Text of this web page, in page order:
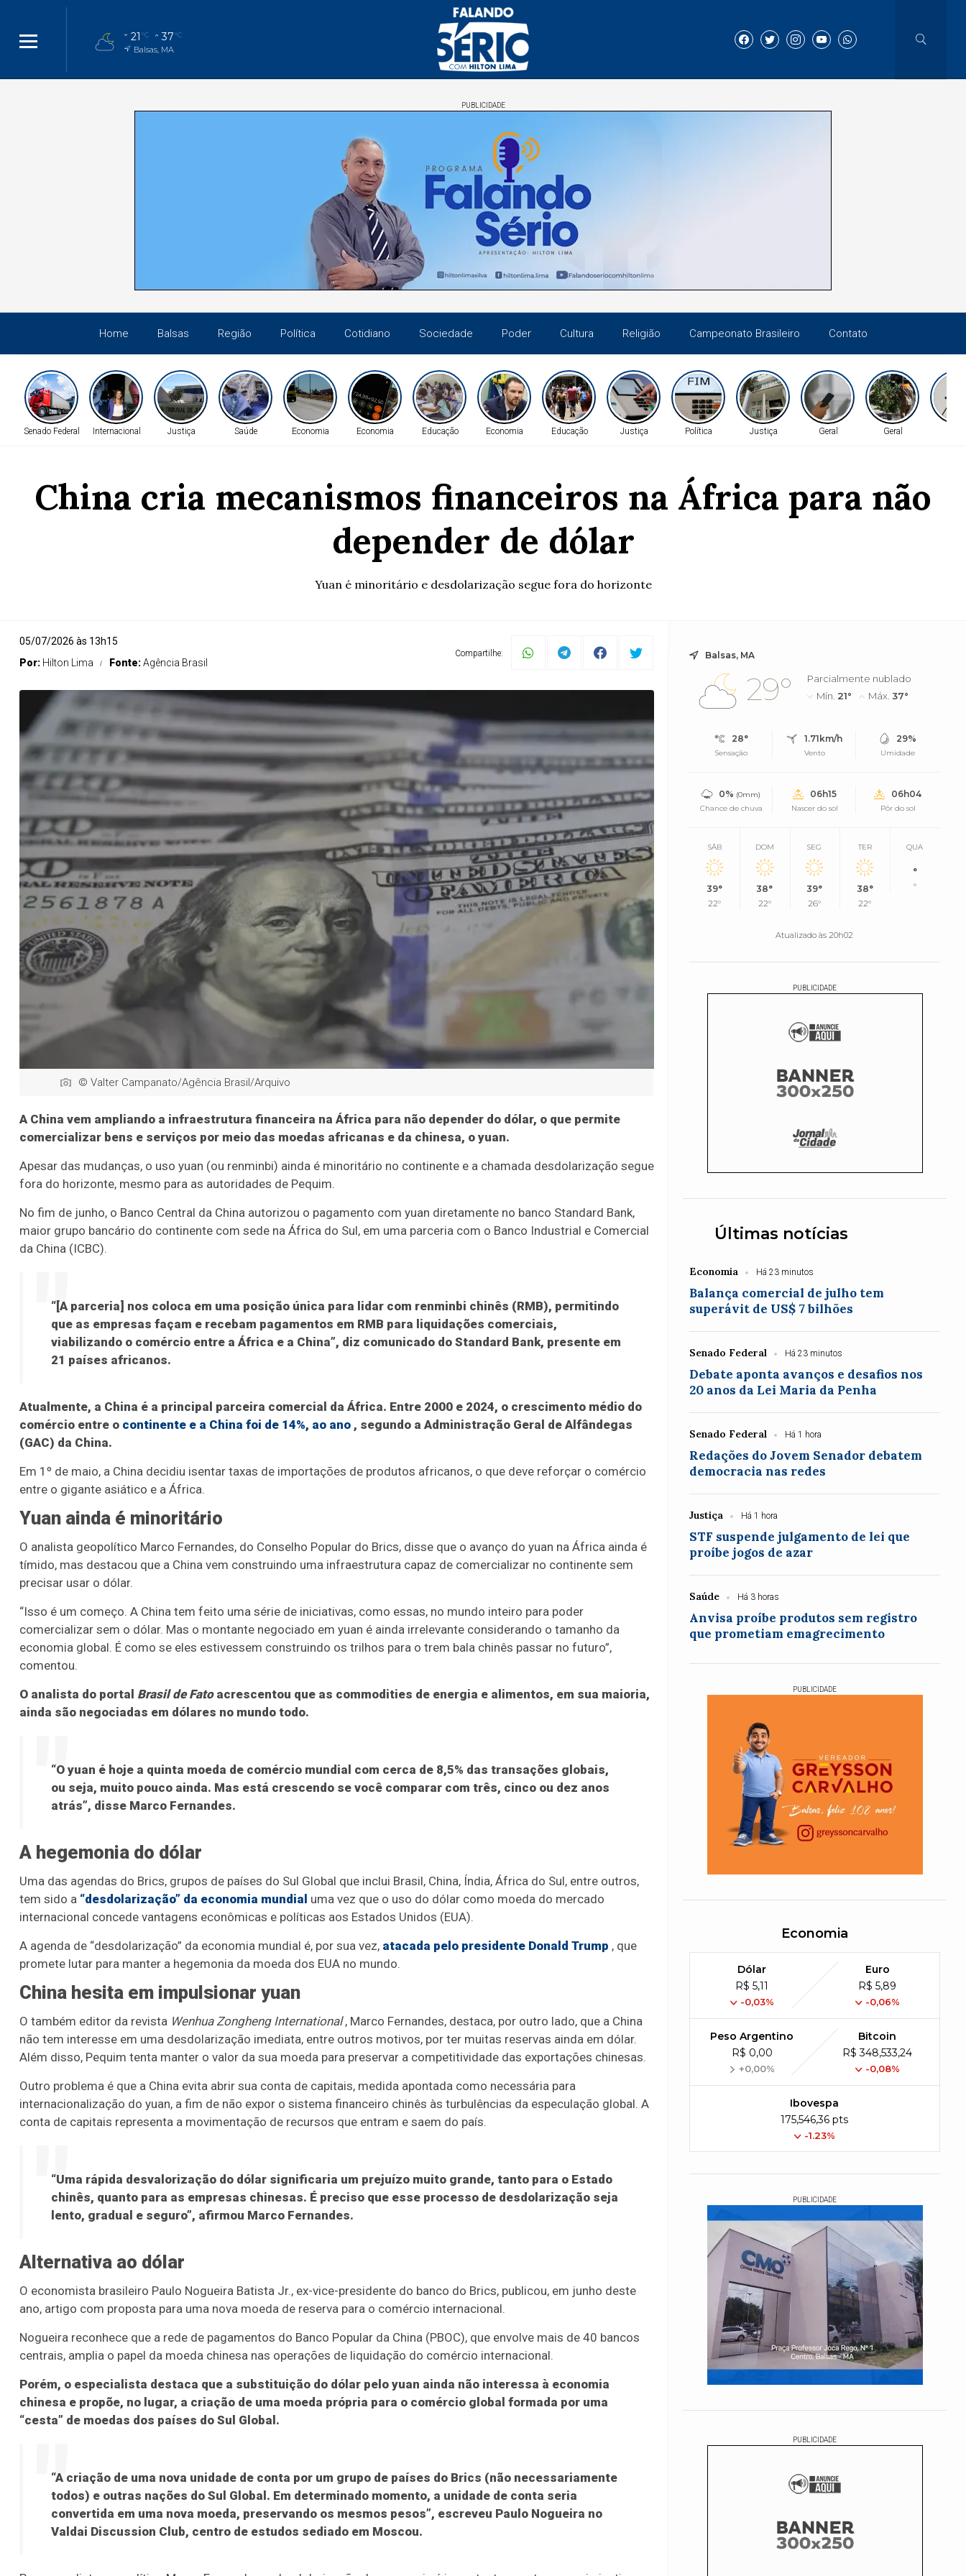
21 °C 37°C
Balsas, MA
PUBLICIDADE
Home Balsas Região Política Cotidiano Sociedade Poder Cultura Religião Campeonato Brasileiro Contato
Senado Federal Internacional Justiça Saúde Economia Economia Educação Economia Educação Justiça Política Justiça Geral Geral
China cria mecanismos financeiros na África para não
depender de dólar
Yuan é minoritário e desdolarização segue fora do horizonte
05/07/2026 às 13h15
Por: Hilton Lima Fonte:Agência Brasil
Compartilhe:
© Valter Campanato/Agência Brasil/Arquivo
A China vem ampliando a infraestrutura financeira na África para não depender do dólar, o que permite
comercializar bens e serviços por meio das moedas africanas e da chinesa, o yuan.
Apesar das mudanças, o uso yuan (ou renminbi) ainda é minoritário no continente e a chamada desdolarização segue
fora do horizonte, mesmo para as autoridades de Pequim.
No fim de junho, o Banco Central da China autorizou o pagamento com yuan diretamente no banco Standard Bank,
maior grupo bancário do continente com sede na África do Sul, em uma parceria com o Banco Industrial e Comercial
da China (ICBC).
“[A parceria] nos coloca em uma posição única para lidar com renminbi chinês (RMB), permitindo
que as empresas façam e recebam pagamentos em RMB para liquidações comerciais,
viabilizando o comércio entre a África e a China”, diz comunicado do Standard Bank, presente em
21 países africanos.
Atualmente, a China é a principal parceira comercial da África. Entre 2000 e 2024, o crescimento médio do
comércio entre o continente e a China foi de 14%, ao ano , segundo a Administração Geral de Alfândegas
(GAC) da China.
Em 1º de maio, a China decidiu isentar taxas de importações de produtos africanos, o que deve reforçar o comércio
entre o gigante asiático e a África.
Yuan ainda é minoritário
O analista geopolítico Marco Fernandes, do Conselho Popular do Brics, disse que o avanço do yuan na África ainda é
tímido, mas destacou que a China vem construindo uma infraestrutura capaz de comercializar no continente sem
precisar usar o dólar.
“Isso é um começo. A China tem feito uma série de iniciativas, como essas, no mundo inteiro para poder
comercializar sem o dólar. Mas o montante negociado em yuan é ainda irrelevante considerando o tamanho da
economia global. É como se eles estivessem construindo os trilhos para o trem bala chinês passar no futuro”,
comentou.
O analista do portal Brasil de Fatoacrescentou que as commodities de energia e alimentos, em sua maioria,
ainda são negociadas em dólares no mundo todo.
“O yuan é hoje a quinta moeda de comércio mundial com cerca de 8,5% das transações globais,
ou seja, muito pouco ainda. Mas está crescendo se você comparar com três, cinco ou dez anos
atrás”, disse Marco Fernandes.
A hegemonia do dólar
Uma das agendas do Brics, grupos de países do Sul Global que inclui Brasil, China, Índia, África do Sul, entre outros,
tem sido a “desdolarização” da economia mundial uma vez que o uso do dólar como moeda do mercado
internacional concede vantagens econômicas e políticas aos Estados Unidos (EUA).
A agenda de “desdolarização” da economia mundial é, por sua vez, atacada pelo presidente Donald Trump , que
promete lutar para manter a hegemonia da moeda dos EUA no mundo.
China hesita em impulsionar yuan
O também editor da revista Wenhua Zongheng International, Marco Fernandes, destaca, por outro lado, que a China
não tem interesse em uma desdolarização imediata, entre outros motivos, por ter muitas reservas ainda em dólar.
Além disso, Pequim tenta manter o valor da sua moeda para preservar a competitividade das exportações chinesas.
Outro problema é que a China evita abrir sua conta de capitais, medida apontada como necessária para
internacionalização do yuan, a fim de não expor o sistema financeiro chinês às turbulências da especulação global. A
conta de capitais representa a movimentação de recursos que entram e saem do país.
“Uma rápida desvalorização do dólar significaria um prejuízo muito grande, tanto para o Estado
chinês, quanto para as empresas chinesas. É preciso que esse processo de desdolarização seja
lento, gradual e seguro”, afirmou Marco Fernandes.
Alternativa ao dólar
O economista brasileiro Paulo Nogueira Batista Jr., ex-vice-presidente do banco do Brics, publicou, em junho deste
ano, artigo com proposta para uma nova moeda de reserva para o comércio internacional.
Nogueira reconhece que a rede de pagamentos do Banco Popular da China (PBOC), que envolve mais de 40 bancos
centrais, amplia o papel da moeda chinesa nas operações de liquidação do comércio internacional.
Porém, o especialista destaca que a substituição do dólar pelo yuan ainda não interessa à economia
chinesa e propõe, no lugar, a criação de uma moeda própria para o comércio global formada por uma
“cesta” de moedas dos países do Sul Global.
“A criação de uma nova unidade de conta por um grupo de países do Brics (não necessariamente
todos) e outras nações do Sul Global. Em determinado momento, a unidade de conta seria
convertida em uma nova moeda, preservando os mesmos pesos”, escreveu Paulo Nogueira no
Valdai Discussion Club, centro de estudos sediado em Moscou.
Balsas, MA
29°
Parcialmente nublado
Mín. 21° Máx.37°
28°
Sensação
1.71km/h
Vento
29%
Umidade
0% (0mm)
Chance de chuva
06h15
Nascer do sol
06h04
Pôr do sol
SÁB
39°
22°
DOM
38°
22°
SEG
39°
26°
TER
38°
22°
QUA
°
°
Atualizado às 20h02
PUBLICIDADE
Últimas notícias
Economia Há 23 minutos
Balança comercial de julho tem
superávit de US$ 7 bilhões
Senado Federal Há 23 minutos
Debate aponta avanços e desafios nos
20 anos da Lei Maria da Penha
Senado Federal Há 1 hora
Redações do Jovem Senador debatem
democracia nas redes
Justiça Há 1 hora
STF suspende julgamento de lei que
proíbe jogos de azar
Saúde Há 3 horas
Anvisa proíbe produtos sem registro
que prometiam emagrecimento
PUBLICIDADE
Economia
Dólar
R$ 5,11
-0,03%
Euro
R$ 5,89
-0,06%
Peso Argentino
R$ 0,00
+0,00%
Bitcoin
R$ 348,533,24
-0,08%
Ibovespa
175,546,36 pts
-1.23%
PUBLICIDADE
PUBLICIDADE